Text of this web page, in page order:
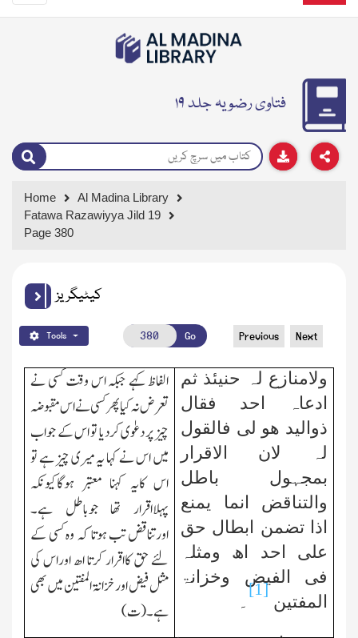
فتاوی رضویہ جلد ۱۹
Home
Al Madina Library
Fatawa Razawiyya Jild 19
Page 380
کیٹیگریز
Tools Go Previous Next
ولامنازع لہ حنیئذ ثم
ادعاہ احد فقال
ذوالید ھو لی فالقول
لہ لان الاقرار
بمجہول باطل
والتناقض انما یمنع
اذا تضمن ابطال حق
علی احد اھ ومثلہ
فی الفیض وخزانۃ
المفتین
[1]
۔
الفاظ کہے جبکہ اس وقت کسی نے
تعرض نہ کیا پھر کسی نے اس مقبوضہ
چیز پر دعوٰی کردیا تو اس کے جواب
میں اس نے کہا یہ میری چیز ہے تو
اس کایہ کہنا معتبر ہوگاکیونکہ
پہلااقرار تھا جوباطل ہے۔
اورتناقض تب ہوتا کہ وہ کسی کے
لئے حق کااقرار کرتا اھ اوراس کی
مثل فیض اورخزانۃ المفتین میں بھی
ہے۔(ت)